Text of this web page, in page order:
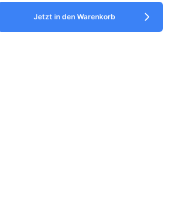
Jetzt in den Warenkorb